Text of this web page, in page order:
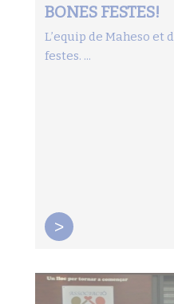
BONES FESTES!
L’equip de Maheso et
festes. ...
>